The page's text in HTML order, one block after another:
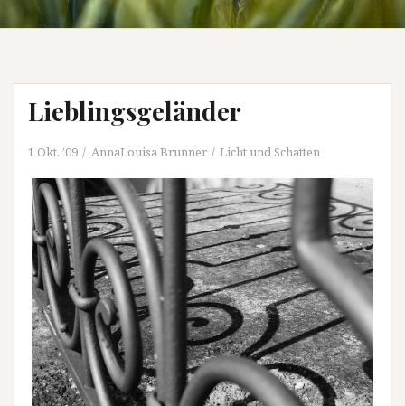
Lieblingsgeländer
1 Okt. ’09 AnnaLouisa Brunner Licht und Schatten